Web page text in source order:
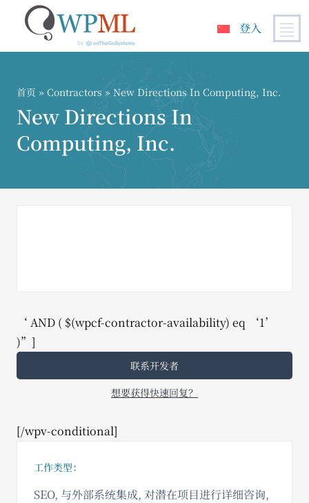
登入
首页 » Contractors » New Directions In Computing, Inc.
New Directions In
Computing, Inc.
‘ AND ( $(wpcf-contractor-availability) eq ‘1’
)”]
联系开发者
想要获得快速回复？
[/wpv-conditional]
工作类型：
SEO, 与外部系统集成, 对潜在项目进行详细咨询,